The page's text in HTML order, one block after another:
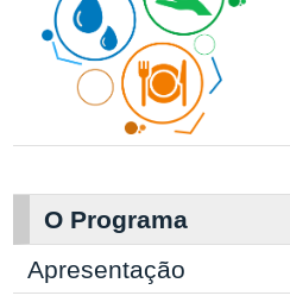
O Programa
Apresentação